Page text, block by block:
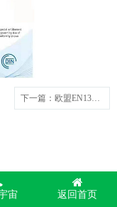
下一篇 ：欧盟EN13432 D6400制品证书
宙 返回首页